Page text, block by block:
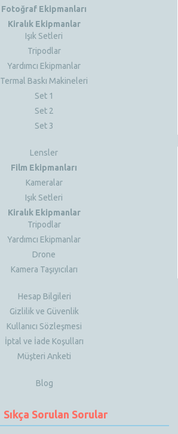
Fotoğraf Ekipmanları
Kiralık Ekipmanlar
Işık Setleri
Tripodlar
Yardımcı Ekipmanlar
Termal Baskı Makineleri
Set 1
Set 2
Set 3
Lensler
Film Ekipmanları
Kameralar
Işık Setleri
Kiralık Ekipmanlar
Tripodlar
Yardımcı Ekipmanlar
Drone
Kamera Taşıyıcıları
Hesap Bilgileri
Gizlilik ve Güvenlik
Kullanıcı Sözleşmesi
İptal ve İade Koşulları
Müşteri Anketi
Blog
Sıkça Sorulan Sorular